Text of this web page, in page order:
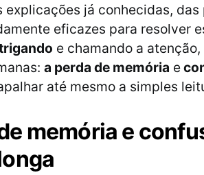
explicações já conhecidas,
eficazes para resolver
e chamando a
a perda de memória e
até mesmo a simples
memória e